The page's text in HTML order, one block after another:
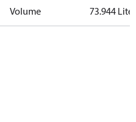
Volume 73.944 Liter